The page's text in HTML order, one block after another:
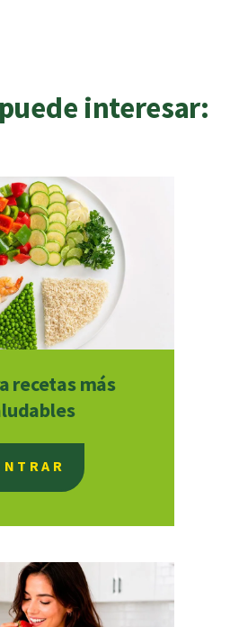
interesar:
recetas más